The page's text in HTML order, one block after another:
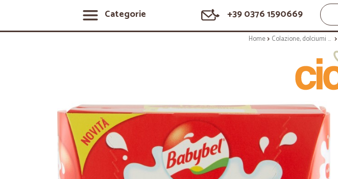
Categorie +39 0376 1590669
Home Colazione, dolciumi e snack